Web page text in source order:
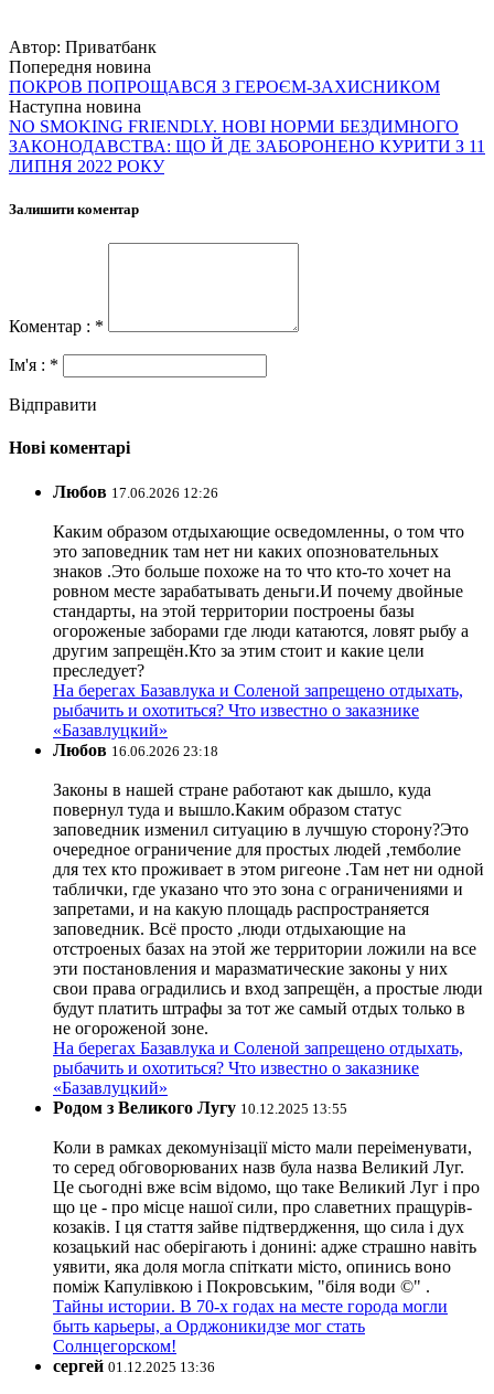
Автор: Приватбанк
Попередня новина
ПОКРОВ ПОПРОЩАВСЯ З ГЕРОЄМ-ЗАХИСНИКОМ
Наступна новина
NO SMOKING FRIENDLY. НОВІ НОРМИ БЕЗДИМНОГО
ЗАКОНОДАВСТВА: ЩО Й ДЕ ЗАБОРОНЕНО КУРИТИ З 11
ЛИПНЯ 2022 РОКУ
Залишити коментар
Коментар : *
Ім'я : *
Відправити
Нові коментарі
Любов 17.06.2026 12:26
Каким образом отдыхающие осведомленны, о том что
это заповедник там нет ни каких опозновательных
знаков .Это больше похоже на то что кто-то хочет на
ровном месте зарабатывать деньги.И почему двойные
стандарты, на этой территории построены базы
огороженые заборами где люди катаются, ловят рыбу а
другим запрещён.Кто за этим стоит и какие цели
преследует?
На берегах Базавлука и Соленой запрещено отдыхать,
рыбачить и охотиться? Что известно о заказнике
«Базавлуцкий»
Любов 16.06.2026 23:18
Законы в нашей стране работают как дышло, куда
повернул туда и вышло.Каким образом статус
заповедник изменил ситуацию в лучшую сторону?Это
очередное ограничение для простых людей ,темболие
для тех кто проживает в этом ригеоне .Там нет ни одной
таблички, где указано что это зона с ограничениями и
запретами, и на какую площадь распространяется
заповедник. Всё просто ,люди отдыхающие на
отстроеных базах на этой же территории ложили на все
эти постановления и маразматические законы у них
свои права оградились и вход запрещён, а простые люди
будут платить штрафы за тот же самый отдых только в
не огороженой зоне.
На берегах Базавлука и Соленой запрещено отдыхать,
рыбачить и охотиться? Что известно о заказнике
«Базавлуцкий»
Родом з Великого Лугу 10.12.2025 13:55
Коли в рамках декомунізації місто мали переіменувати,
то серед обговорюваних назв була назва Великий Луг.
Це сьогодні вже всім відомо, що таке Великий Луг і про
що це - про місце нашої сили, про славетних пращурів-
козаків. І ця стаття зайве підтвердження, що сила і дух
козацький нас оберігають і донині: адже страшно навіть
уявити, яка доля могла спіткати місто, опинись воно
поміж Капулівкою і Покровським, "біля води ©" .
Тайны истории. В 70-х годах на месте города могли
быть карьеры, а Орджоникидзе мог стать
Солнцегорском!
сергей 01.12.2025 13:36